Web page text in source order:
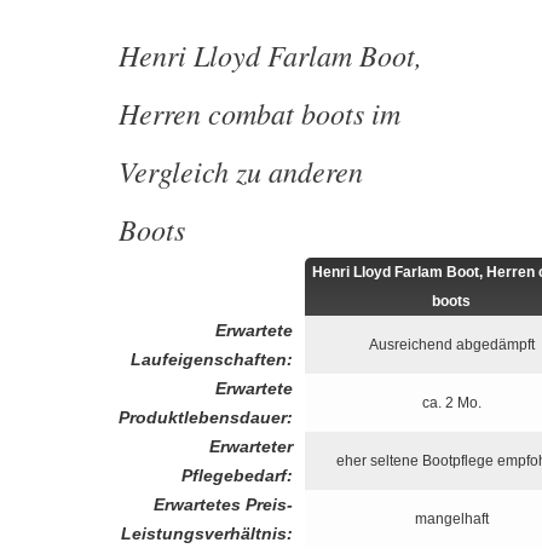
Henri Lloyd Farlam Boot,
Herren combat boots im
Vergleich zu anderen
Boots
Henri Lloyd Farlam Boot, Herren
boots
Erwartete
Laufeigenschaften:
Ausreichend abgedämpft
Erwartete
Produktlebensdauer:
ca. 2 Mo.
Erwarteter
Pflegebedarf:
eher seltene Bootpflege
Erwartetes Preis-
Leistungsverhältnis:
mangelhaft